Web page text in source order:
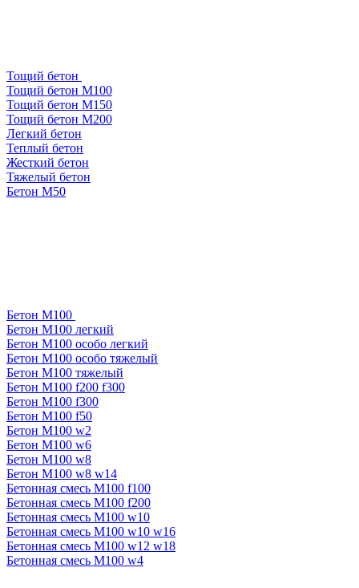
Тощий бетон
Тощий бетон М100
Тощий бетон М150
Тощий бетон М200
Легкий бетон
Теплый бетон
Жесткий бетон
Тяжелый бетон
Бетон М50
Бетон М100
Бетон М100 легкий
Бетон М100 особо легкий
Бетон М100 особо тяжелый
Бетон М100 тяжелый
Бетон М100 f200 f300
Бетон М100 f300
Бетон М100 f50
Бетон М100 w2
Бетон М100 w6
Бетон М100 w8
Бетон М100 w8 w14
Бетонная смесь М100 f100
Бетонная смесь М100 f200
Бетонная смесь М100 w10
Бетонная смесь М100 w10 w16
Бетонная смесь М100 w12 w18
Бетонная смесь М100 w4